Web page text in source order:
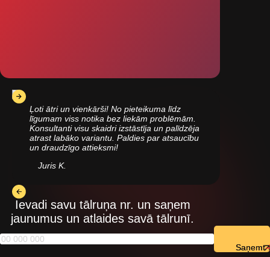
Ļoti ātri un vienkārši! No pieteikuma līdz
līgumam viss notika bez liekām problēmām.
Konsultanti visu skaidri izstāstīja un palīdzēja
atrast labāko variantu. Paldies par atsaucību
un draudzīgo attieksmi!
Juris K.
Ievadi savu tālruņa nr. un saņem
jaunumus un atlaides savā tālrunī.